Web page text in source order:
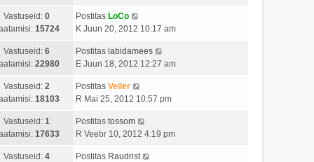
Vastuseid: 0
15724
Postitas LoCo
K Juun 20, 2012 10:17 am
Vastuseid: 6
22980
Postitas labidamees
E Juun 18, 2012 12:27 am
Vastuseid: 2
18103
Postitas Veiler
R Mai 25, 2012 10:57 pm
Vastuseid: 1
17633
Postitas tossom
R Veebr 10, 2012 4:19 pm
Vastuseid: 4
Postitas Raudrist